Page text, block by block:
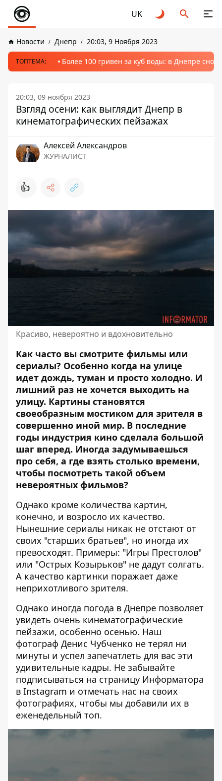
UK
Новости Днепр 20:03, 9 Ноября 2023
ТОПТЕМА: Более 100 гривен за куб воды: в Днепре
20:03, 09 ноября 2023
Взгляд осени: как выглядит Днепр в
кинематографических пейзажах
Алексей Александров
ЖУРНАЛИСТ
👍
Красиво, невероятно и вдохновительно
Как часто вы смотрите фильмы или
сериалы? Особенно когда на улице
идет дождь, туман и просто холодно. И
лишний раз не хочется выходить на
улицу. Картины становятся
своеобразным мостиком для зрителя в
совершенно иной мир. В последние
годы индустрия кино сделала большой
шаг вперед. Иногда задумываешься
про себя, а где взять столько времени,
чтобы посмотреть такой объем
невероятных фильмов?
Однако кроме количества картин,
конечно, и возросло их качество.
Нынешние сериалы никак не отстают от
своих "старших братьев", но иногда их
превосходят. Примеры: "Игры Престолов"
или "Острых Козырьков" не дадут солгать.
А качество картинки поражает даже
неприхотливого зрителя.
Однако иногда погода в Днепре позволяет
увидеть очень кинематографические
пейзажи, особенно осенью. Наш
фотограф Денис Чубченко не терял ни
минуты и успел запечатлеть для вас эти
удивительные кадры. Не забывайте
подписываться на страницу Информатора
в Instagram и отмечать нас на своих
фотографиях, чтобы мы добавили их в
еженедельный топ.